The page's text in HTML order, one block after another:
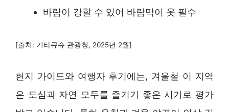
바람이 강할 수 있어 바람막이 옷 필수
[출처: 기타큐슈 관광청, 2025년 2월]
현지 가이드와 여행자 후기에는, 겨울철 이 지역
은 도심과 자연 모두를 즐기기 좋은 시기로 평가